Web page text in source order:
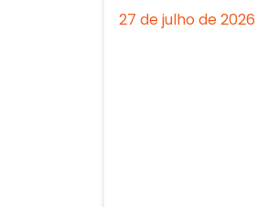
27 de julho de 2026